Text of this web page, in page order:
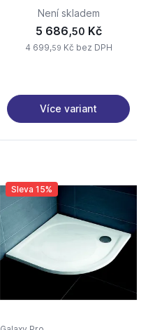
Není skladem
5 686,50 Kč
4 699,59 Kč bez DPH
Více variant
Sleva 15%